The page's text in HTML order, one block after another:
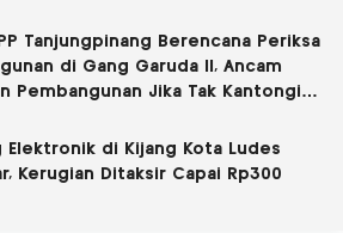
Tanjungpinang Berencana Periksa
di Gang Garuda II, Ancam
Pembangunan Jika Tak Kantongi
Elektronik di Kijang Kota Ludes
Kerugian Ditaksir Capai Rp300